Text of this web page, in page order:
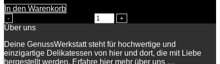
In den Warenkorb
Über uns
Deine GenussWerkstatt steht für hochwertige und
einzigartige Delikatessen von hier und dort, die mit Liebe
hergestellt werden. Erfahre hier mehr über uns …